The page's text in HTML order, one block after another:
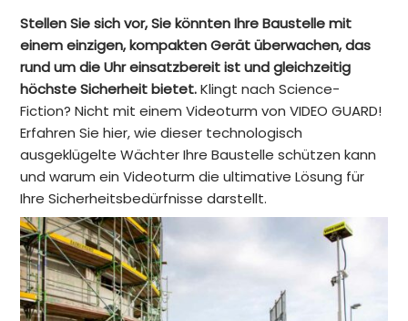
Stellen Sie sich vor, Sie könnten Ihre Baustelle mit
einem einzigen, kompakten Gerät überwachen, das
rund um die Uhr einsatzbereit ist und gleichzeitig
höchste Sicherheit bietet.Klingt nach Science-
Fiction? Nicht mit einem Videoturm von VIDEO GUARD!
Erfahren Sie hier, wie dieser technologisch
ausgeklügelte Wächter Ihre Baustelle schützen kann
und warum ein Videoturm die ultimative Lösung für
Ihre Sicherheitsbedürfnisse darstellt.